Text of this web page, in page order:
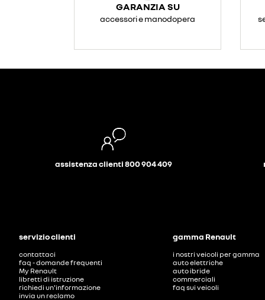
GARANZIA SU
accessori e manodopera
assistenza clienti 800 904 409
servizio clienti
contattaci
faq - domande frequenti
My Renault
libretti di istruzione
richiedi un'informazione
invia un reclamo
gamma Renault
i nostri veicoli per gamma
auto elettriche
auto ibride
commerciali
faq sui veicoli